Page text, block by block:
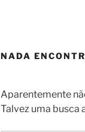
NADA
Aparentemente
Talvez uma busca